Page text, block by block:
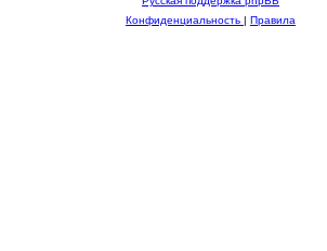
Конфиденциальность | Правила